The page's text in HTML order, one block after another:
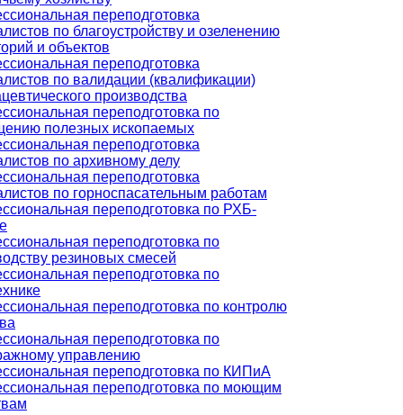
переподготовка
по благоустройству и озеленению
и объектов
переподготовка
по валидации (квалификации)
производства
переподготовка по
полезных ископаемых
переподготовка
по архивному делу
переподготовка
по горноспасательным работам
переподготовка по РХБ-
переподготовка по
резиновых смесей
переподготовка по
переподготовка по контролю
переподготовка по
управлению
переподготовка по КИПиА
переподготовка по моющим